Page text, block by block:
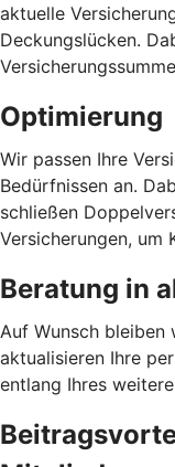
aktuelle
Deckungslücken.
Optimierung
Wir passen Ihre
Bedürfnissen an.
schließen
Versicherungen, um
Beratung in
Auf Wunsch bleiben
aktualisieren Ihre
entlang Ihres